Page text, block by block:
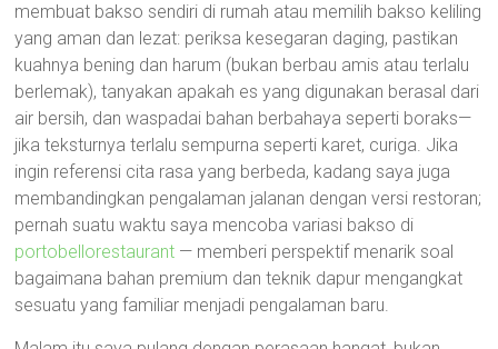
membuat bakso sendiri di rumah atau memilih bakso keliling
yang aman dan lezat: periksa kesegaran daging, pastikan
kuahnya bening dan harum (bukan berbau amis atau terlalu
berlemak), tanyakan apakah es yang digunakan berasal dari
air bersih, dan waspadai bahan berbahaya seperti boraks—
jika teksturnya terlalu sempurna seperti karet, curiga. Jika
ingin referensi cita rasa yang berbeda, kadang saya juga
membandingkan pengalaman jalanan dengan versi restoran;
pernah suatu waktu saya mencoba variasi bakso di
portobellorestaurant — memberi perspektif menarik soal
bagaimana bahan premium dan teknik dapur mengangkat
sesuatu yang familiar menjadi pengalaman baru.